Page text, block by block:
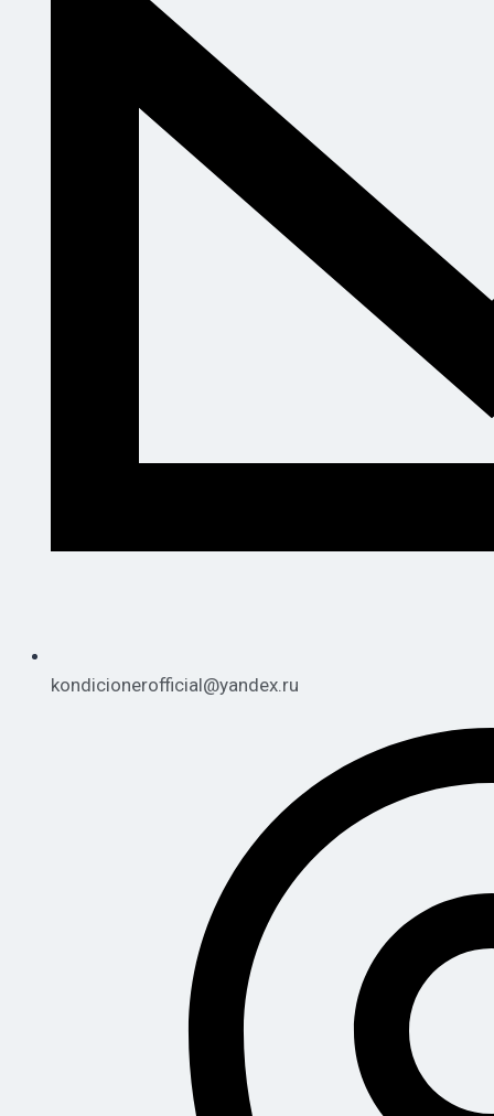
kondicionerofficial@yandex.ru